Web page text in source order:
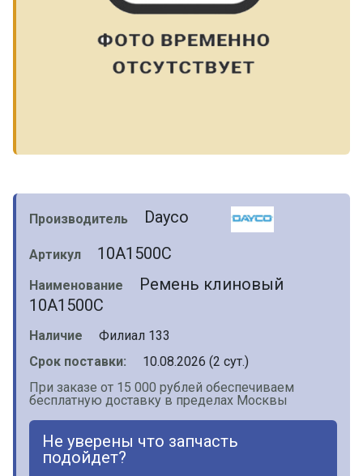
Производитель Dayco
Артикул 10A1500C
Наименование
Ремень клиновый
10A1500C
Наличие
Филиал 133
Срок поставки:
10.08.2026 (2 сут.)
При заказе от 15 000 рублей обеспечиваем
бесплатную доставку в пределах Москвы
Не уверены что запчасть
подойдет?